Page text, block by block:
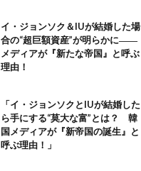
イ・ジョンソク＆IUが結婚した場
合の“超巨額資産”が明らかに――
メディアが『新たな帝国』と呼ぶ
理由！
「イ・ジョンソクとIUが結婚した
ら手にする“莫大な富”とは？ 韓
国メディアが『新帝国の誕生』と
呼ぶ理由！」